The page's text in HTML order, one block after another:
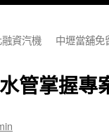
資汽機
中壢當舖免
管掌握